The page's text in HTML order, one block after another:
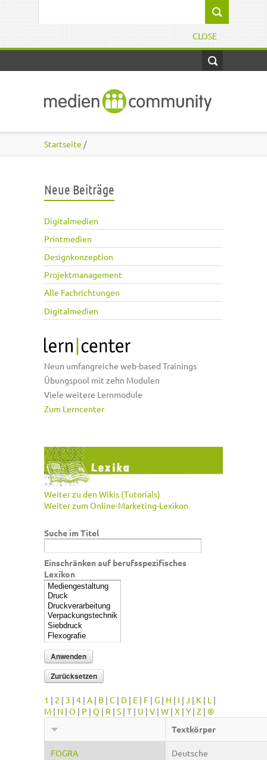
CLOSE
Startseite /
Neue Beiträge
Digitalmedien
Printmedien
Designkonzeption
Projektmanagement
Alle Fachrichtungen
Digitalmedien
Neun umfangreiche web-based Trainings
Übungspool mit zehn Modulen
Viele weitere Lernmodule
Zum Lerncenter
Weiter zu den Wikis (Tutorials)
Weiter zum Online-Marketing-Lexikon
Suche im Titel
Einschränken auf berufsspezifisches
Lexikon
1 | 2 | 3 | 4 | A | B | C | D | E | F | G | H | I | J | K | L |
M | N | O | P | Q | R | S | T | U | V | W | X | Y | Z | ®
Textkörper
FOGRA
Deutsche